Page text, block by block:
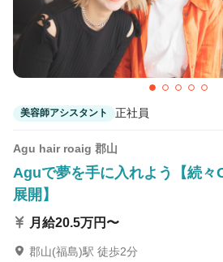
美容師アシスタント 正社員
Agu hair roaig 郡山
Aguで夢を手に入れよう【続々
展開】
月給20.5万円〜
郡山(福島)駅 徒歩2分